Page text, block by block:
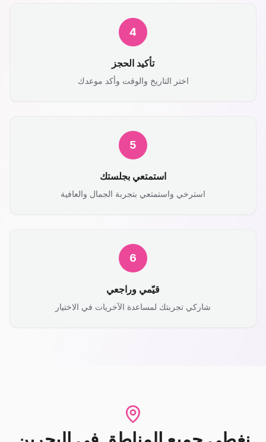
4
تأكيد الحجز
اختر التاريخ والوقت وأكد موعدك
5
استمتعي بجلستك
استرخي واستمتعي بتجربة الجمال والعافية
6
قيّمي وراجعي
شاركي تجربتك لمساعدة الآخريات في الاختيار